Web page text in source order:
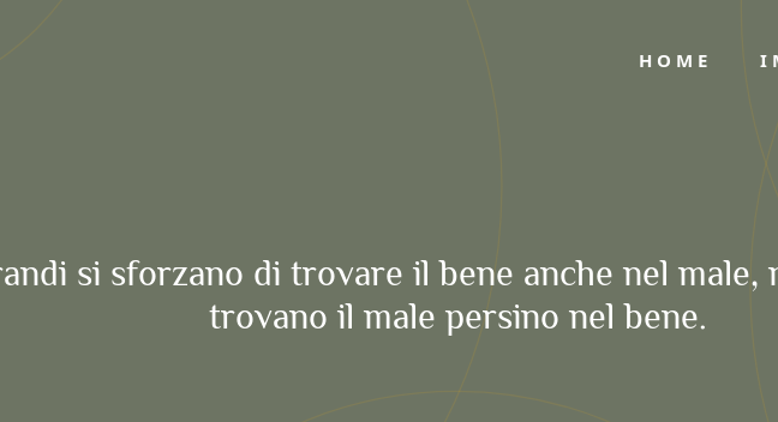
HOME
si sforzano di trovare il bene anche nel
trovano il male persino nel bene.